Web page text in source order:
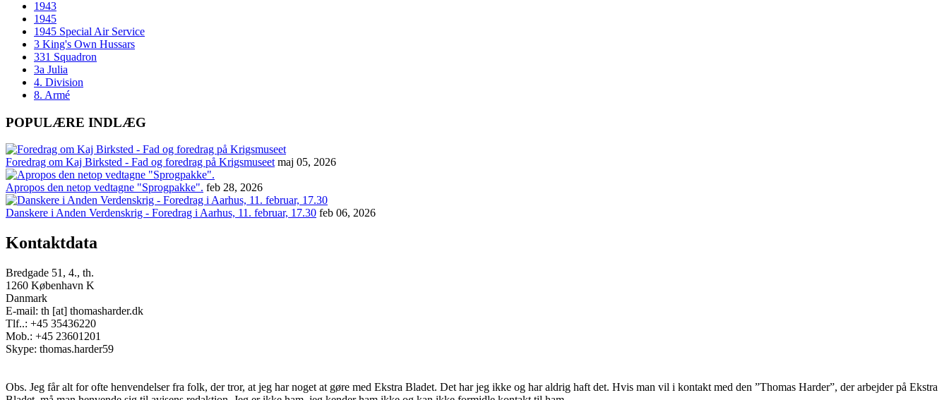
1943
1945
1945 Special Air Service
3 King's Own Hussars
331 Squadron
3a Julia
4. Division
8. Armé
POPULÆRE INDLÆG
Foredrag om Kaj Birksted - Fad og foredrag på Krigsmuseet maj 05, 2026
Apropos den netop vedtagne "Sprogpakke". feb 28, 2026
Danskere i Anden Verdenskrig - Foredrag i Aarhus, 11. februar, 17.30 feb 06, 2026
Kontaktdata
Bredgade 51, 4., th.
1260 København K
Danmark
E-mail: th [at] thomasharder.dk
Tlf..: +45 35436220
Mob.: +45 23601201
Skype: thomas.harder59
Obs. Jeg får alt for ofte henvendelser fra folk, der tror, at jeg har noget at gøre med Ekstra Bladet. Det har jeg ikke og har aldrig haft det. Hvis man vil i kontakt med den ”Thomas Harder”, der arbejder på Ekstra